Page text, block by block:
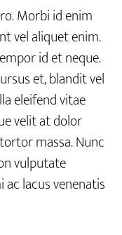
Morbi id enim
vel aliquet enim.
id et neque.
et, blandit vel
eleifend vitae
velit at dolor
massa. Nunc
vulputate
lacus venenatis